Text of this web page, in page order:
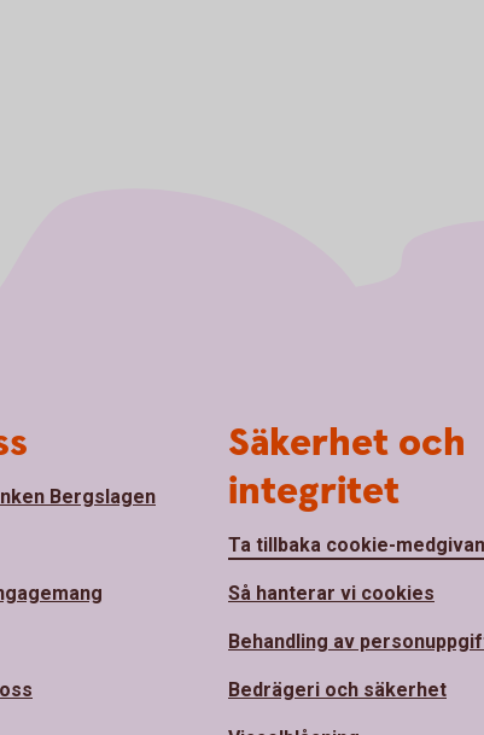
Bergslagen
Säkerhet och
integritet
Ta tillbaka cookie-
Så hanterar vi cookies
Behandling av
Bedrägeri och säkerhet